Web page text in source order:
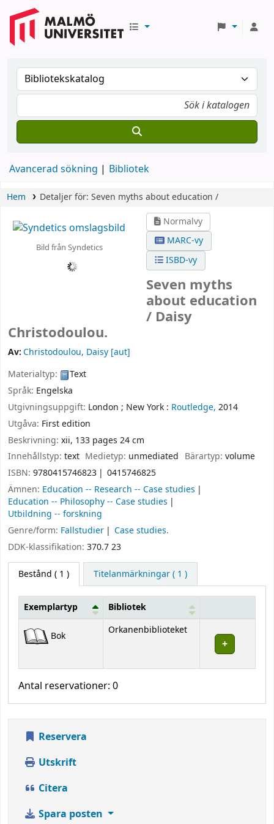
Avancerad sökning Bibliotek
Hem Detaljer för: Seven myths about education /
Bild från Syndetics
Normalvy
MARC-vy
ISBD-vy
Seven myths
about education
/ Daisy
Christodoulou.
Av:Christodoulou, Daisy [aut]
Materialtyp:
Text
Språk: Engelska
Utgivningsuppgift: London ; New York : Routledge, 2014
Utgåva: First edition
Beskrivning: xii, 133 pages 24 cm
Innehållstyp: text Medietyp: unmediated Bärartyp: volume
ISBN: 9780415746823
0415746825
Ämnen: Education -- Research -- Case studies
Education -- Philosophy -- Case studies
Utbildning -- forskning
Genre/form: Fallstudier
Case studies.
DDK-klassifikation: 370.7 23
Bestånd ( 1 ) Titelanmärkningar ( 1 )
Bestånd
Exemplartyp Bibliotek
Bok Orkanenbiblioteket
Antal reservationer: 0
Reservera
Utskrift
Citera
Spara posten